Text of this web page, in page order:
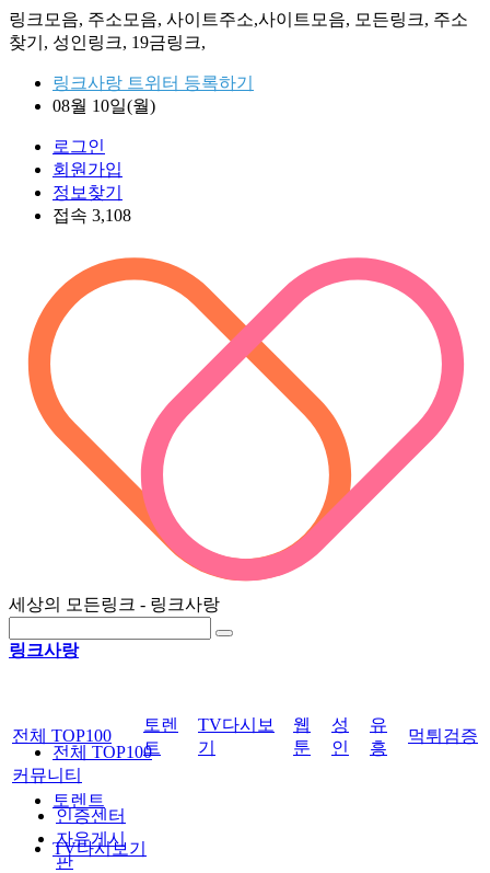
링크모음, 주소모음, 사이트주소,사이트모음, 모든링크, 주소
찾기, 성인링크, 19금링크,
링크사랑 트위터 등록하기
08월 10일(월)
로그인
회원가입
정보찾기
접속 3,108
세상의 모든링크 - 링크사랑
링크사랑
전체 TOP100
토렌트
TV다시보기
전체 TOP100
토렌
트
TV다시보
기
웹
툰
성
인
유
흥
먹튀검증
커뮤니티
인증센터
자유게시
판